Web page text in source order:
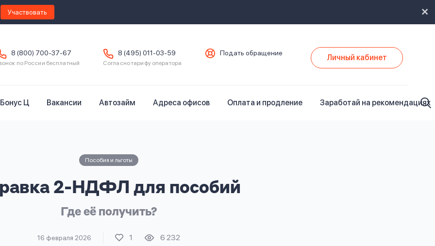
Участвовать
8 (800) 700-37-67
по России бесплатный
8 (495) 011-03-59
Согласно тарифу оператора
Подать обращение Личный кабинет
Бонус Ц Вакансии Автозайм Адреса офисов Оплата и продление Заработай на рекомендациях
Пособия и льготы
2-НДФЛ для пособий
Где её получить?
16 февраля 2026 1 6 232